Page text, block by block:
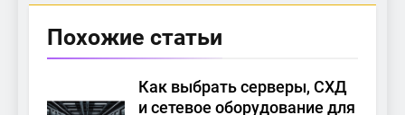
Похожие статьи
Как выбрать серверы, СХД
и сетевое оборудование для